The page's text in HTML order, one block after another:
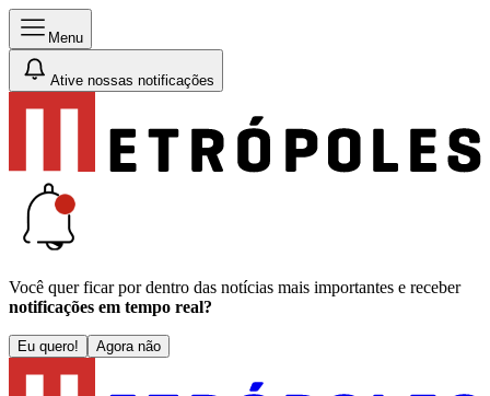
Menu
Ative nossas notificações
Você quer ficar por dentro das notícias mais importantes e receber
notificações em tempo real?
Eu quero! Agora não